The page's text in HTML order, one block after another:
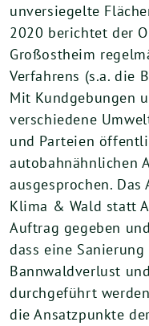
unversiegelte
2020 berichtet der
Großostheim
Verfahrens (s.a. die
Mit Kundgebungen
verschiedene
und Parteien
autobahnähnlichen
ausgesprochen.
Klima & Wald statt
Auftrag gegeben
dass eine
Bannwaldverlust
durchgeführt
die Ansatzpunkte